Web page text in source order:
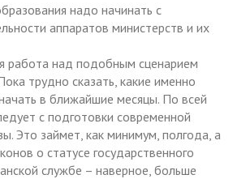
надо начинать с
аппаратов министерств и их
работа над подобным сценарием
трудно сказать, какие именно
в ближайшие месяцы. По всей
с подготовки современной
Это займет, как минимум, полгода, а
о статусе государственного
службе – наверное, больше